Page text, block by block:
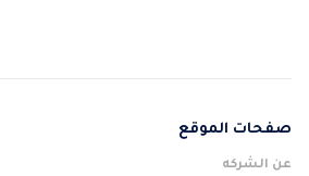
صفحات الموقع
عن الشركه